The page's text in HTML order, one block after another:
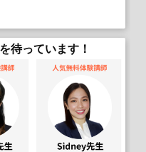
待っています！